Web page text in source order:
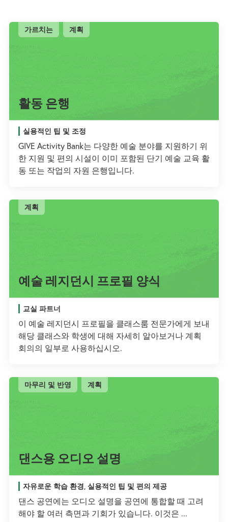
가르치는 계획
활동 은행
실용적인 팁 및 조정
GIVE Activity Bank는 다양한 예술 분야를 지원하기 위
한 지원 및 편의 시설이 이미 포함된 단기 예술 교육 활
동 또는 작업의 자원 은행입니다.
계획
예술 레지던시 프로필 양식
교실 파트너
이 예술 레지던시 프로필을 클래스룸 전문가에게 보내
해당 클래스와 학생에 대해 자세히 알아보거나 계획
회의의 일부로 사용하십시오.
마무리 및 반영 계획
댄스용 오디오 설명
자유로운 학습 환경, 실용적인 팁 및 편의 제공
댄스 공연에는 오디오 설명을 공연에 통합할 때 고려
해야 할 여러 측면과 기회가 있습니다. 이것은 ...